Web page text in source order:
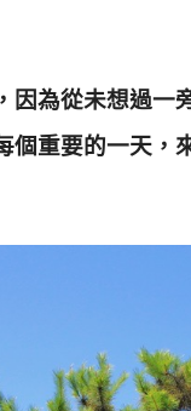
因為從未想過一
個重要的一天，